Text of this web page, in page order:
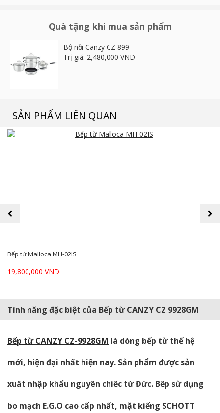
Quà tặng khi mua sản phẩm
Bộ nồi Canzy CZ 899
Trị giá: 2,480,000 VND
SẢN PHẨM LIÊN QUAN
Bếp từ Malloca MH-02IS
19,800,000 VND
prev next
Tính năng đặc biệt của Bếp từ CANZY CZ 9928GM
Bếp từ CANZY CZ-9928GM là dòng bếp từ thế hệ
mới, hiện đại nhất hiện nay. Sản phẩm được sản
xuất nhập khẩu nguyên chiếc từ Đức. Bếp sử dụng
bo mạch E.G.O cao cấp nhất, mặt kiếng SCHOTT